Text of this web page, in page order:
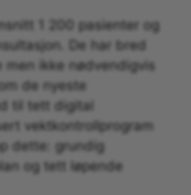
1 200 pasienter og
De har bred
men ikke nødvendigvis
de nyeste
til tett digital
vektkontrollprogram
dette: grundig
og tett løpende